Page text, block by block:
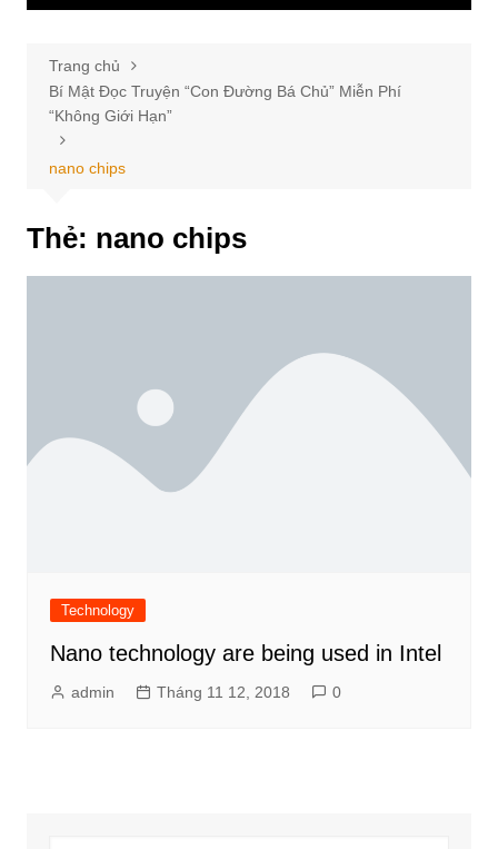
Trang chủ
Bí Mật Đọc Truyện “Con Đường Bá Chủ” Miễn Phí
“Không Giới Hạn”
nano chips
Thẻ: nano chips
Technology
Nano technology are being used in Intel
admin Tháng 11 12, 2018 0